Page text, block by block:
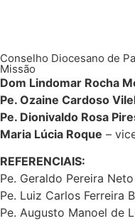
Conselho Diocesano de
Missão
Dom Lindomar Rocha
Pe. Ozaine Cardoso
Pe. Dionivaldo Rosa
Maria Lúcia Roque –
REFERENCIAIS:
Pe. Geraldo Pereira
Pe. Luiz Carlos Ferreira
Pe. Augusto Manoel de